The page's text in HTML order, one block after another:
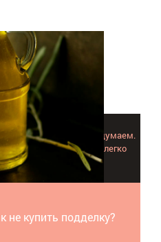
купить подделку?
не так просто, как мы думаем.
позволяющих легко
продукт.